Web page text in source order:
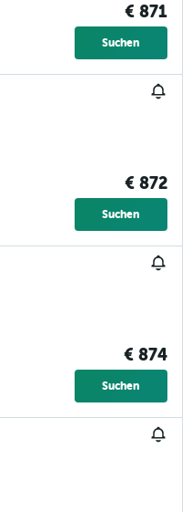
€ 871
Suchen
€ 872
Suchen
€ 874
Suchen